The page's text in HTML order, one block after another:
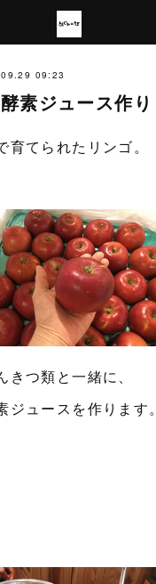
09:23
素ジュース作り
てられたリンゴ。
つ類と一緒に、
ュースを作ります。